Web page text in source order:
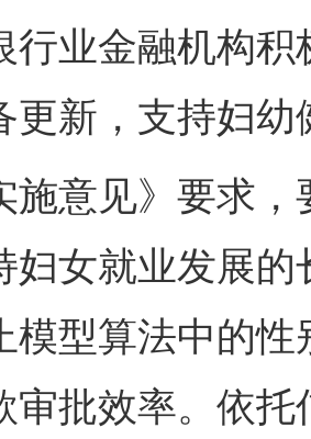
行业金融机构
更新，支持妇
见》要求，
妇女就业发展
模型算法中的
审批效率。依